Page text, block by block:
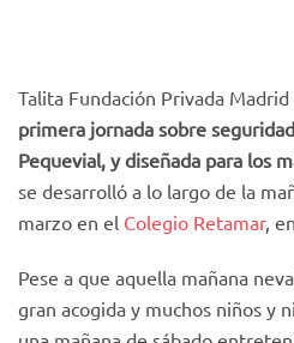
Talita Fundación Privada
primera jornada sobre
Pequevial, y diseñada para los
se desarrolló a lo largo de la
marzo en el Colegio Retamar,
Pese a que aquella mañana
gran acogida y muchos niños y